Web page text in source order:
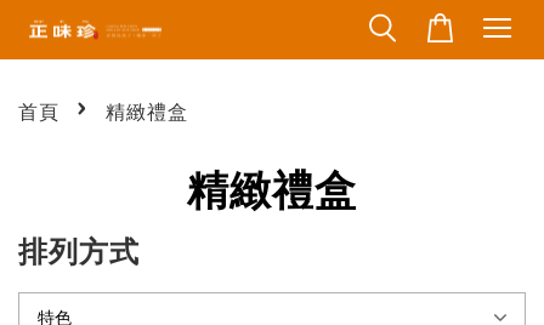
首頁 › 精緻禮盒
精緻禮盒
排列方式